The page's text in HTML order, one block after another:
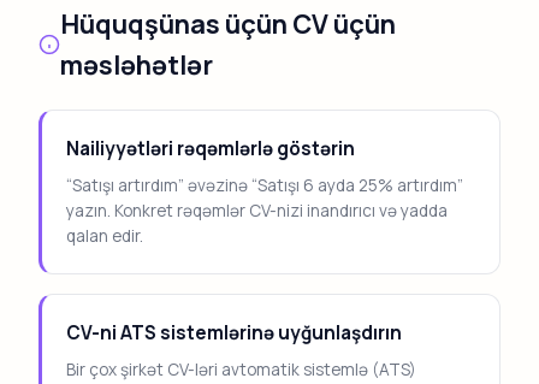
Hüquqşünas üçün CV üçün
məsləhətlər
Nailiyyətləri rəqəmlərlə göstərin
“Satışı artırdım” əvəzinə “Satışı 6 ayda 25% artırdım”
yazın. Konkret rəqəmlər CV-nizi inandırıcı və yadda
qalan edir.
CV-ni ATS sistemlərinə uyğunlaşdırın
Bir çox şirkət CV-ləri avtomatik sistemlə (ATS)